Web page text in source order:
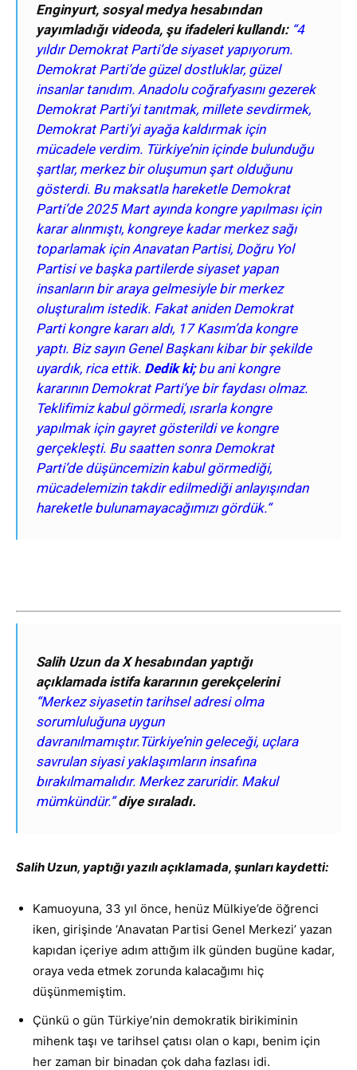
Enginyurt, sosyal medya hesabından
yayımladığı videoda, şu ifadeleri kullandı: “4
yıldır Demokrat Parti’de siyaset yapıyorum.
Demokrat Parti’de güzel dostluklar, güzel
insanlar tanıdım. Anadolu coğrafyasını gezerek
Demokrat Parti’yi tanıtmak, millete sevdirmek,
Demokrat Parti’yi ayağa kaldırmak için
mücadele verdim. Türkiye’nin içinde bulunduğu
şartlar, merkez bir oluşumun şart olduğunu
gösterdi. Bu maksatla hareketle Demokrat
Parti’de 2025 Mart ayında kongre yapılması için
karar alınmıştı, kongreye kadar merkez sağı
toparlamak için Anavatan Partisi, Doğru Yol
Partisi ve başka partilerde siyaset yapan
insanların bir araya gelmesiyle bir merkez
oluşturalım istedik. Fakat aniden Demokrat
Parti kongre kararı aldı, 17 Kasım’da kongre
yaptı. Biz sayın Genel Başkanı kibar bir şekilde
uyardık, rica ettik. Dedik ki;bu ani kongre
kararının Demokrat Parti’ye bir faydası olmaz.
Teklifimiz kabul görmedi, ısrarla kongre
yapılmak için gayret gösterildi ve kongre
gerçekleşti. Bu saatten sonra Demokrat
Parti’de düşüncemizin kabul görmediği,
mücadelemizin takdir edilmediği anlayışından
hareketle bulunamayacağımızı gördük.“
Salih Uzun da X hesabından yaptığı
açıklamada istifa kararının gerekçelerini
“Merkez siyasetin tarihsel adresi olma
sorumluluğuna uygun
davranılmamıştır.Türkiye’nin geleceği, uçlara
savrulan siyasi yaklaşımların insafına
bırakılmamalıdır. Merkez zaruridir. Makul
mümkündür.”diye sıraladı.
Salih Uzun, yaptığı yazılı açıklamada, şunları kaydetti:
Kamuoyuna, 33 yıl önce, henüz Mülkiye’de öğrenci
iken, girişinde ‘Anavatan Partisi Genel Merkezi’ yazan
kapıdan içeriye adım attığım ilk günden bugüne kadar,
oraya veda etmek zorunda kalacağımı hiç
düşünmemiştim.
Çünkü o gün Türkiye’nin demokratik birikiminin
mihenk taşı ve tarihsel çatısı olan o kapı, benim için
her zaman bir binadan çok daha fazlası idi.